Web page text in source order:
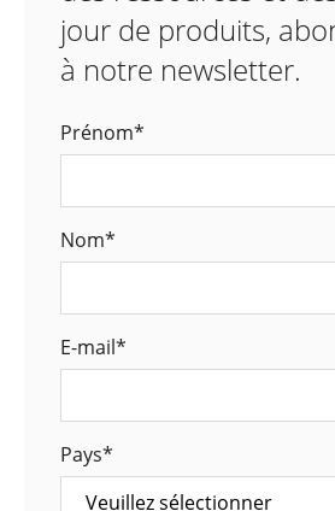
jour de produits,
à notre newsletter.
Prénom*
Nom*
E-mail*
Pays*